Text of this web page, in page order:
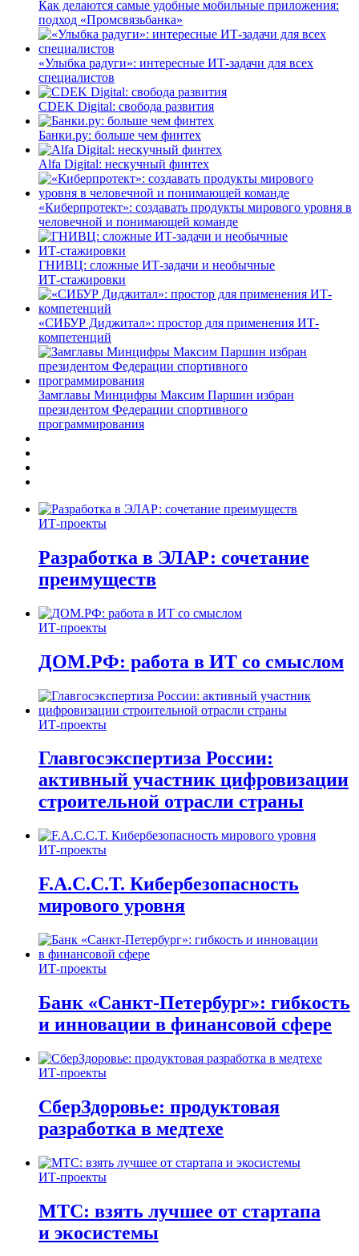
Как делаются самые удобные мобильные приложения:
подход «Промсвязьбанка»
«Улыбка радуги»: интересные ИТ-задачи для всех
специалистов
CDEK Digital: свобода развития
Банки.ру: больше чем финтех
Alfa Digital: нескучный финтех
«Киберпротект»: создавать продукты мирового уровня в
человечной и понимающей команде
ГНИВЦ: сложные ИТ‑задачи и необычные
ИТ‑стажировки
«СИБУР Диджитал»: простор для применения ИТ-
компетенций
Замглавы Минцифры Максим Паршин избран
президентом Федерации спортивного
программирования
ИТ-проекты
Разработка в ЭЛАР: сочетание
преимуществ
ИТ-проекты
ДОМ.РФ: работа в ИТ со смыслом
ИТ-проекты
Главгосэкспертиза России:
активный участник цифровизации
строительной отрасли страны
ИТ-проекты
F.A.C.C.T. Кибербезопасность
мирового уровня
ИТ-проекты
Банк «Санкт-Петербург»: гибкость
и инновации в финансовой сфере
ИТ-проекты
СберЗдоровье: продуктовая
разработка в медтехе
ИТ-проекты
МТС: взять лучшее от стартапа
и экосистемы